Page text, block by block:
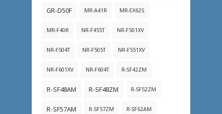
GR-D50F MR-A41R MR-EX62S
MR-F40R NR-F455T NR-F501XV
NR-F504T NR-F505T NR-F551XV
NR-F601XV NR-F604T R-SF42ZM
R-SF48AM R-SF48ZM R-SF52ZM
R-SF57AM R-SF57ZM R-SF62AM